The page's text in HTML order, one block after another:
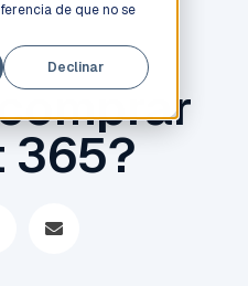
de que no se
Declinar
365?